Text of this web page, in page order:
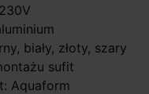
biały, złoty, szary
sufit
Aquaform